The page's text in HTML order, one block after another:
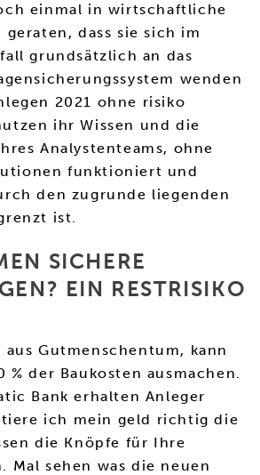
einmal in wirtschaftliche
dass sie sich im
grundsätzlich an das
wenden
2021 ohne risiko
ihr Wissen und die
Analystenteams, ohne
funktioniert und
den zugrunde liegenden
ist.
SICHERE
EIN RESTRISIKO
Gutmenschentum, kann
% der Baukosten ausmachen.
Bank erhalten Anleger
ich mein geld richtig die
die Knöpfe für Ihre
Mal sehen was die neuen